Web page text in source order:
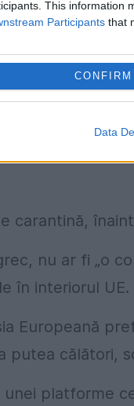
This information
Participants that
CONFIRM
Data
la nivelul
lor împotriva
timpul
fără a
carantină,
nu ar fi „o
în interiorul UE.
Europeană
putea călători,
platforme